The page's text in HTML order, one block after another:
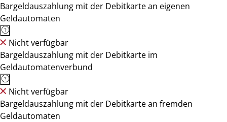
Bargeldauszahlung mit der Debitkarte an eigenen
Geldautomaten
Nicht verfügbar
Bargeldauszahlung mit der Debitkarte im
Geldautomatenverbund
Nicht verfügbar
Bargeldauszahlung mit der Debitkarte an fremden
Geldautomaten